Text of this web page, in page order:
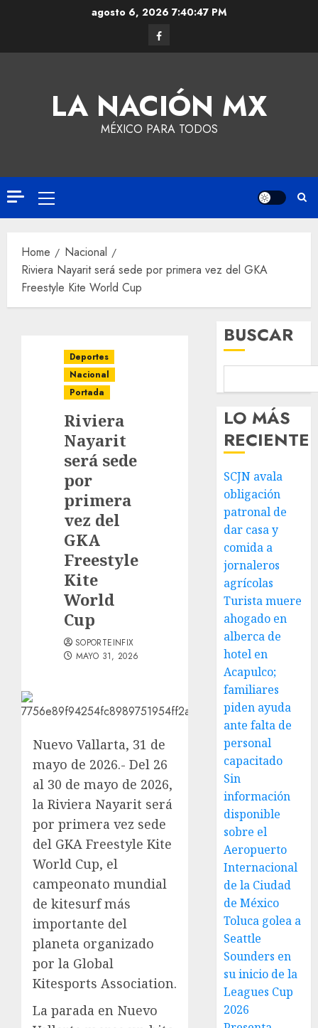
agosto 6, 2026 7:40:47 PM
LA NACIÓN MX
MÉXICO PARA TODOS
Home
Nacional
Riviera Nayarit será sede por primera vez del GKA
Freestyle Kite World Cup
Deportes
Nacional
Portada
Riviera
Nayarit
será sede
por
primera
vez del
GKA
Freestyle
Kite
World
Cup
SOPORTEINFIX
MAYO 31, 2026
Nuevo Vallarta, 31 de
mayo de 2026.- Del 26
al 30 de mayo de 2026,
la Riviera Nayarit será
por primera vez sede
del GKA Freestyle Kite
World Cup, el
campeonato mundial
de kitesurf más
importante del
planeta organizado
por la Global
Kitesports Association.
La parada en Nuevo
BUSCAR
LO MÁS
RECIENTE
SCJN avala
obligación
patronal de
dar casa y
comida a
jornaleros
agrícolas
Turista muere
ahogado en
alberca de
hotel en
Acapulco;
familiares
piden ayuda
ante falta de
personal
capacitado
Sin
información
disponible
sobre el
Aeropuerto
Internacional
de la Ciudad
de México
Toluca golea a
Seattle
Sounders en
su inicio de la
Leagues Cup
2026